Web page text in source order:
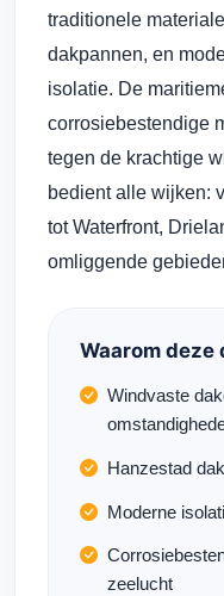
traditionele
dakpannen, en
isolatie. De
corrosiebestendige
tegen de krachtige
bedient alle wijken:
tot Waterfront,
omliggende
Waarom deze
Windvaste
Hanzestad
Moderne
zeelucht